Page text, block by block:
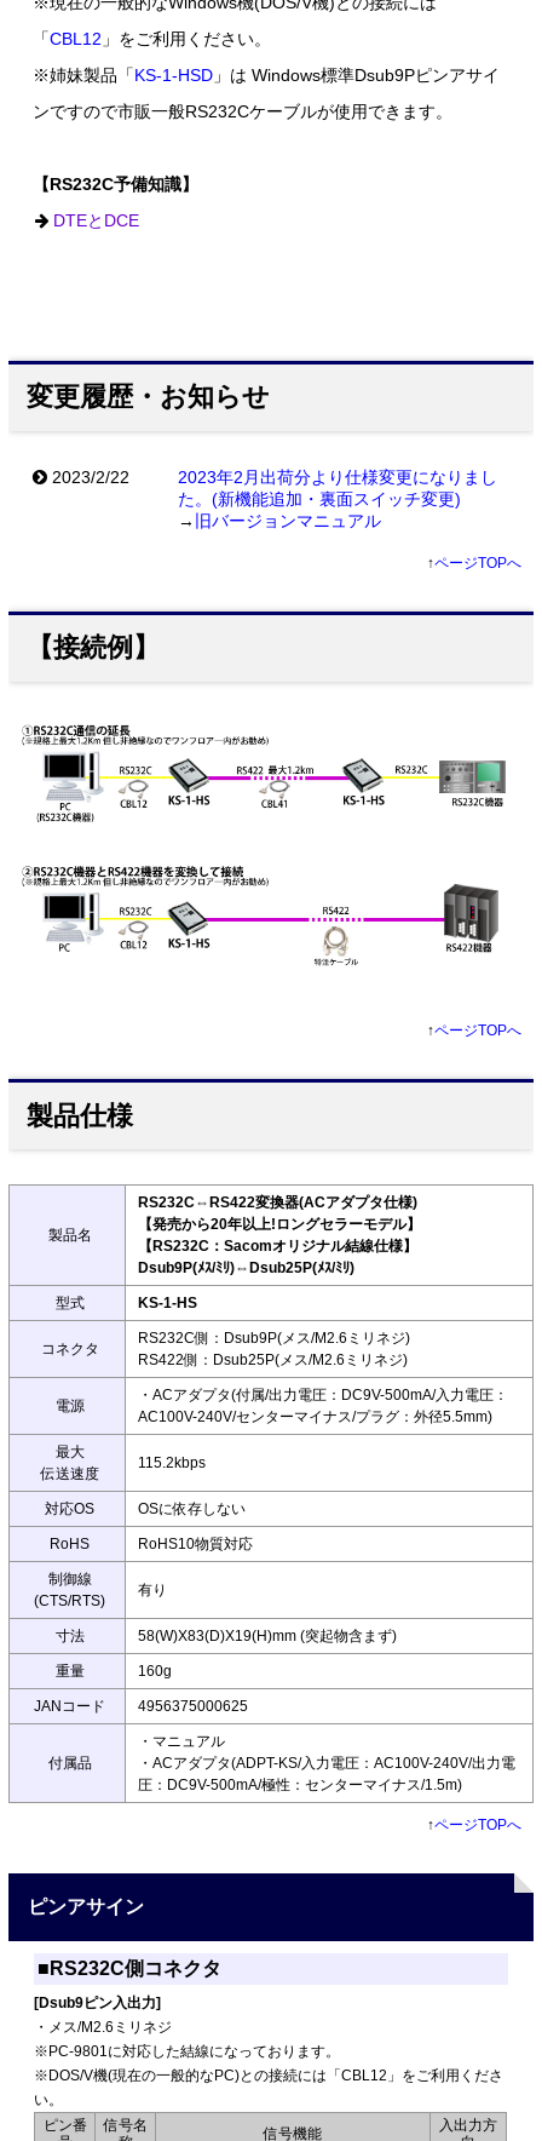
「 CBL12 」をご利用ください。
※姉妹製品「 KS-1-HSD」は Windows標準Dsub9Pピンアサイ
ンですので市販一般RS232Cケーブルが使用できます。
【RS232C予備知識】
DTEとDCE
変更履歴・お知らせ
2023/2/22
2023年2月出荷分より仕様変更になりまし
た。(新機能追加・裏面スイッチ変更)
→ 旧バージョンマニュアル
↑ページTOPへ
【接続例】
↑ページTOPへ
製品仕様
製品名
RS232C⇔RS422変換器(ACアダプタ仕様)
【発売から20年以上!ロングセラーモデル】
【RS232C：Sacomオリジナル結線仕様】
Dsub9P(ﾒｽ/ﾐﾘ)⇔Dsub25P(ﾒｽ/ﾐﾘ)
型式 KS-1-HS
コネクタ
RS232C側：Dsub9P(メス/M2.6ミリネジ)
RS422側：Dsub25P(メス/M2.6ミリネジ)
電源
・ACアダプタ(付属/出力電圧：DC9V-500mA/入力電圧：
AC100V-240V/センターマイナス/プラグ：外径5.5mm)
最大
伝送速度
115.2kbps
対応OS OSに依存しない
RoHS RoHS10物質対応
制御線
(CTS/RTS)
有り
寸法 58(W)X83(D)X19(H)mm (突起物含まず)
重量 160g
JANコード 4956375000625
付属品
・マニュアル
・ACアダプタ(ADPT-KS/入力電圧：AC100V-240V/出力電
圧：DC9V-500mA/極性：センターマイナス/1.5m)
↑ページTOPへ
ピンアサイン
■RS232C側コネクタ
[Dsub9ピン入出力]
・メス/M2.6ミリネジ
※PC-9801に対応した結線になっております。
※DOS/V機(現在の一般的なPC)との接続には「CBL12」をご利用くださ
い。
ピン番
信号名
信号機能
入出力方